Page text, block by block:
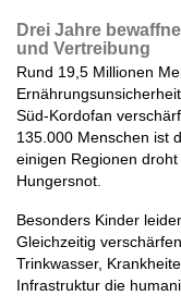
Drei Jahre
und Vertreibung
Rund 19,5 Millionen
Süd-Kordofan
135.000 Menschen ist
einigen Regionen
Hungersnot.
Besonders Kinder
Gleichzeitig
Trinkwasser,
Infrastruktur die